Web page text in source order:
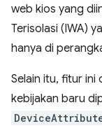
web kios yang
Terisolasi (IWA)
hanya di
Selain itu, fitur ini
kebijakan baru